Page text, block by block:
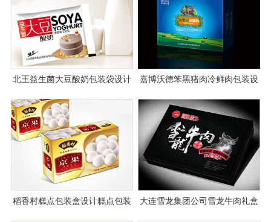
北王益生菌大豆酸奶包装袋设计
嘉博沃德笨黑猪肉冷鲜肉包装设
稻香村糕点包装盒设计糕点包装
大连雪龙集团公司雪龙牛肉礼盒